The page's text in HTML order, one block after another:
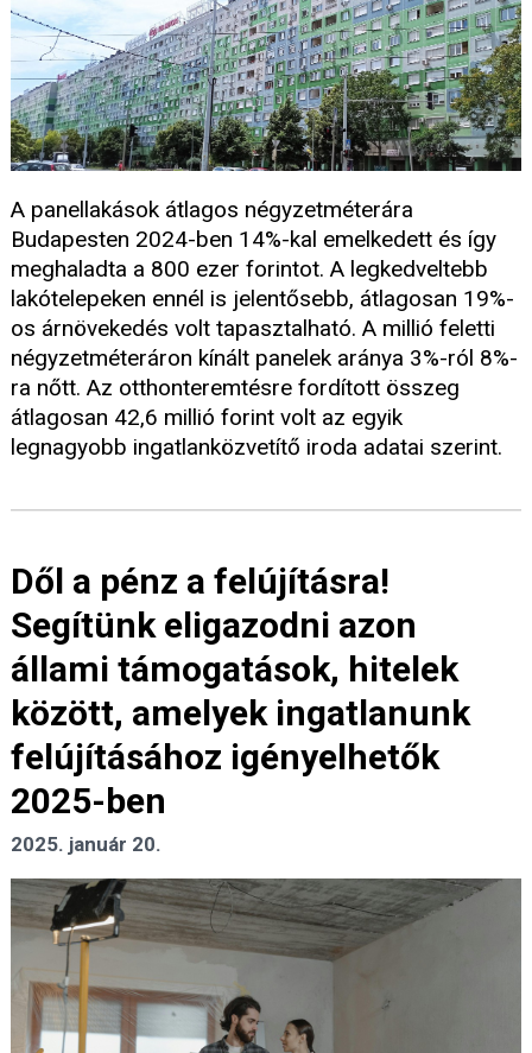
A panellakások átlagos négyzetméterára
Budapesten 2024-ben 14%-kal emelkedett és így
meghaladta a 800 ezer forintot. A legkedveltebb
lakótelepeken ennél is jelentősebb, átlagosan 19%-
os árnövekedés volt tapasztalható. A millió feletti
négyzetméteráron kínált panelek aránya 3%-ról 8%-
ra nőtt. Az otthonteremtésre fordított összeg
átlagosan 42,6 millió forint volt az egyik
legnagyobb ingatlanközvetítő iroda adatai szerint.
Dől a pénz a felújításra!
Segítünk eligazodni azon
állami támogatások, hitelek
között, amelyek ingatlanunk
felújításához igényelhetők
2025-ben
2025. január 20.